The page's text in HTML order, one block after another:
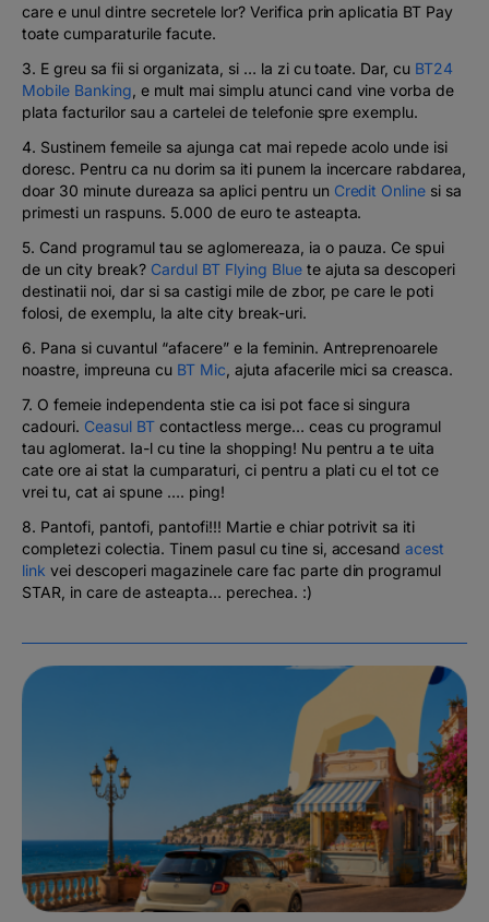
care e unul dintre secretele lor? Verifica prin aplicatia BT Pay
toate cumparaturile facute.
3. E greu sa fii si organizata, si … la zi cu toate. Dar, cu BT24
Mobile Banking , e mult mai simplu atunci cand vine vorba de
plata facturilor sau a cartelei de telefonie spre exemplu.
4. Sustinem femeile sa ajunga cat mai repede acolo unde isi
doresc. Pentru ca nu dorim sa iti punem la incercare rabdarea,
doar 30 minute dureaza sa aplici pentru un Credit Online si sa
primesti un raspuns. 5.000 de euro te asteapta.
5. Cand programul tau se aglomereaza, ia o pauza. Ce spui
de un city break? Cardul BT Flying Bluete ajuta sa descoperi
destinatii noi, dar si sa castigi mile de zbor, pe care le poti
folosi, de exemplu, la alte city break-uri.
6. Pana si cuvantul “afacere” e la feminin. Antreprenoarele
noastre, impreuna cu BT Mic , ajuta afacerile mici sa creasca.
7. O femeie independenta stie ca isi pot face si singura
cadouri. Ceasul BTcontactless merge… ceas cu programul
tau aglomerat. Ia-l cu tine la shopping! Nu pentru a te uita
cate ore ai stat la cumparaturi, ci pentru a plati cu el tot ce
vrei tu, cat ai spune …. ping!
8. Pantofi, pantofi, pantofi!!! Martie e chiar potrivit sa iti
completezi colectia. Tinem pasul cu tine si, accesandacest
link vei descoperi magazinele care fac parte din programul
STAR, in care de asteapta… perechea. :)